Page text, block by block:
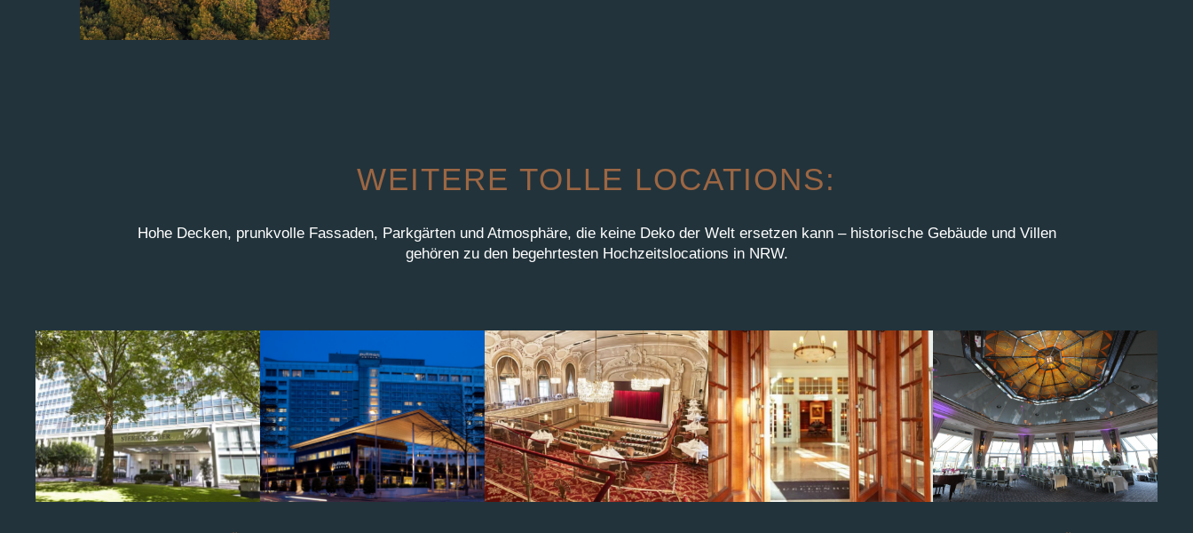
WEITERE TOLLE LOCATIONS:
Hohe Decken, prunkvolle Fassaden, Parkgärten und Atmosphäre, die keine Deko der Welt ersetzen kann – historische Gebäude und Villen
gehören zu den begehrtesten Hochzeitslocations in NRW.